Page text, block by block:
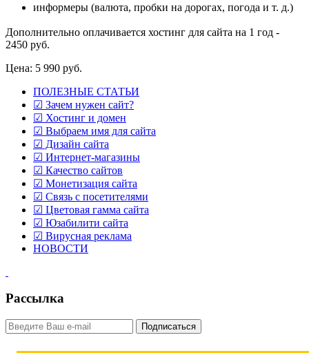
информеры (валюта, пробки на дорогах, погода и т. д.)
Дополнительно оплачивается хостинг для сайта на 1 год -
2450 руб.
Цена: 5 990 руб.
ПОЛЕЗНЫЕ СТАТЬИ
☑ Зачем нужен сайт?
☑ Хостинг и домен
☑ Выбраем имя для сайта
☑ Дизайн сайта
☑ Интернет-магазины
☑ Качество сайтов
☑ Монетизация сайта
☑ Связь с посетителями
☑ Цветовая гамма сайта
☑ Юзабилити сайта
☑ Вирусная реклама
НОВОСТИ
Рассылка